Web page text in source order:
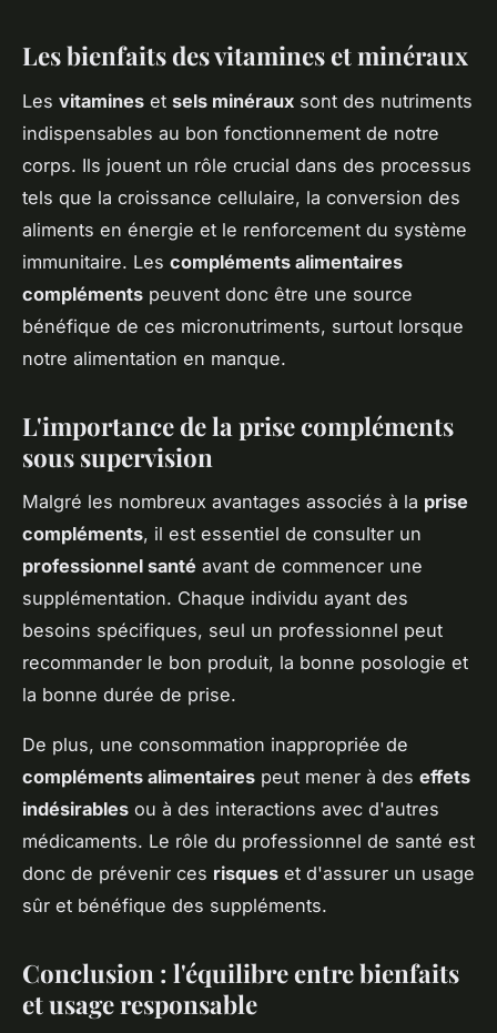
Les bienfaits des vitamines et minéraux
Les vitamines et sels minéraux sont des nutriments
indispensables au bon fonctionnement de notre
corps. Ils jouent un rôle crucial dans des processus
tels que la croissance cellulaire, la conversion des
aliments en énergie et le renforcement du système
immunitaire. Les compléments alimentaires
compléments peuvent donc être une source
bénéfique de ces micronutriments, surtout lorsque
notre alimentation en manque.
L'importance de la prise compléments
sous supervision
Malgré les nombreux avantages associés à la prise
compléments, il est essentiel de consulter un
professionnel santé avant de commencer une
supplémentation. Chaque individu ayant des
besoins spécifiques, seul un professionnel peut
recommander le bon produit, la bonne posologie et
la bonne durée de prise.
De plus, une consommation inappropriée de
compléments alimentaires peut mener à des effets
indésirables ou à des interactions avec d'autres
médicaments. Le rôle du professionnel de santé est
donc de prévenir ces risques et d'assurer un usage
sûr et bénéfique des suppléments.
Conclusion : l'équilibre entre bienfaits
et usage responsable